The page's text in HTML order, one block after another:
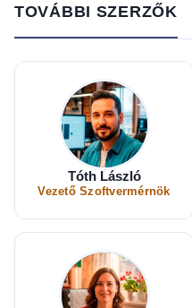
TOVÁBBI SZERZŐK
Tóth László
Vezető Szoftvermérnök